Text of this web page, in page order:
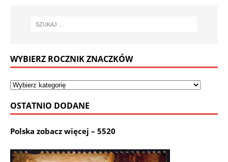
WYBIERZ ROCZNIK ZNACZKÓW
OSTATNIO DODANE
Polska zobacz więcej – 5520